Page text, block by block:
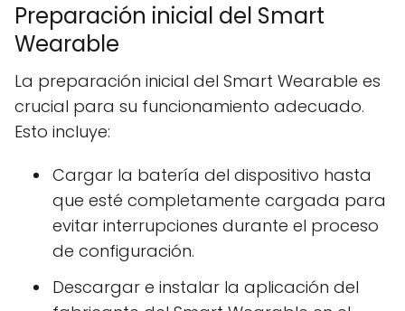
Preparación inicial del Smart
Wearable
La preparación inicial del Smart Wearable es
crucial para su funcionamiento adecuado.
Esto incluye:
Cargar la batería del dispositivo hasta
que esté completamente cargada para
evitar interrupciones durante el proceso
de configuración.
Descargar e instalar la aplicación del